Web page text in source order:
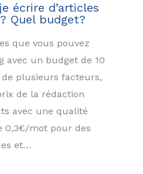
écrire d’articles
Quel budget?
que vous pouvez
avec un budget de 10
plusieurs facteurs,
de la rédaction
avec une qualité
0,3€/mot pour des
et…